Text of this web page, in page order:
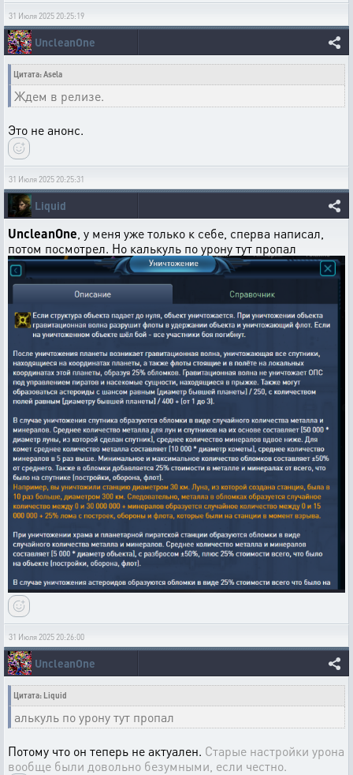
31 Июля 2025 20:25:19
UncleanOne
Цитата: Asela
Ждем в релизе.
Это не анонс.
31 Июля 2025 20:25:31
Liquid
UncleanOne , у меня уже только к себе, сперва написал,
потом посмотрел. Но калькуль по урону тут пропал
31 Июля 2025 20:26:00
UncleanOne
Цитата: Liquid
алькуль по урону тут пропал
Потому что он теперь не актуален. Старые настройки урона
вообще были довольно безумными, если честно.